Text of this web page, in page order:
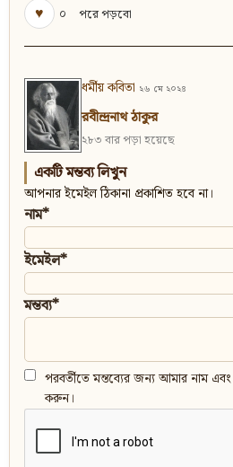
♥
০ পরে পড়বো
ধর্মীয় কবিতা ২৬ মে ২০২৪
রবীন্দ্রনাথ ঠাকুর
২৮৩ বার পড়া হয়েছে
একটি মন্তব্য লিখুন
আপনার ইমেইল ঠিকানা প্রকাশিত হবে না।
নাম*
ইমেইল*
মন্তব্য*
পরবর্তীতে মন্তব্যের জন্য আমার নাম
করুন।